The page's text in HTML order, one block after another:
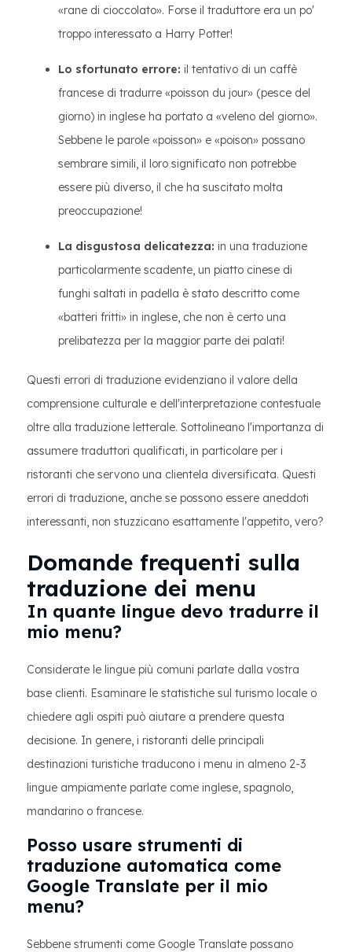
«rane di cioccolato». Forse il traduttore era un po'
troppo interessato a Harry Potter!
Lo sfortunato errore: il tentativo di un caffè
francese di tradurre «poisson du jour» (pesce del
giorno) in inglese ha portato a «veleno del giorno».
Sebbene le parole «poisson» e «poison» possano
sembrare simili, il loro significato non potrebbe
essere più diverso, il che ha suscitato molta
preoccupazione!
La disgustosa delicatezza: in una traduzione
particolarmente scadente, un piatto cinese di
funghi saltati in padella è stato descritto come
«batteri fritti» in inglese, che non è certo una
prelibatezza per la maggior parte dei palati!
Questi errori di traduzione evidenziano il valore della
comprensione culturale e dell'interpretazione contestuale
oltre alla traduzione letterale. Sottolineano l'importanza di
assumere traduttori qualificati, in particolare per i
ristoranti che servono una clientela diversificata. Questi
errori di traduzione, anche se possono essere aneddoti
interessanti, non stuzzicano esattamente l'appetito, vero?
Domande frequenti sulla
traduzione dei menu
In quante lingue devo tradurre il
mio menu?
Considerate le lingue più comuni parlate dalla vostra
base clienti. Esaminare le statistiche sul turismo locale o
chiedere agli ospiti può aiutare a prendere questa
decisione. In genere, i ristoranti delle principali
destinazioni turistiche traducono i menu in almeno 2-3
lingue ampiamente parlate come inglese, spagnolo,
mandarino o francese.
Posso usare strumenti di
traduzione automatica come
Google Translate per il mio
menu?
Sebbene strumenti come Google Translate possano